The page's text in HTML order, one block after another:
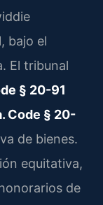
bajo el
El tribunal
§ 20-91
Code § 20-
de bienes.
equitativa,
de